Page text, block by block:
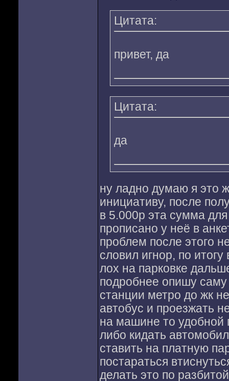
Цитата:
привет, да
Цитата:
да
ну ладно думаю я это
инициативу, после
в 5.000р эта сумма
прописано у неё в
проблем после этого
словил игнор, по
лох на парковке
подробнее опишу саму
станции метро до жк
автобус и проезжать
на машине то удобной
либо кидать
ставить на платную
постараться
делать это по